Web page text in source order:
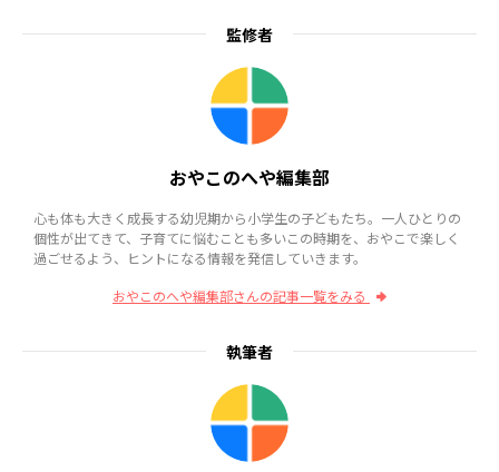
監修者
おやこのへや編集部
心も体も大きく成長する幼児期から小学生の子どもたち。一人ひとりの
個性が出てきて、子育てに悩むことも多いこの時期を、おやこで楽しく
過ごせるよう、ヒントになる情報を発信していきます。
おやこのへや編集部さんの記事一覧をみる
執筆者